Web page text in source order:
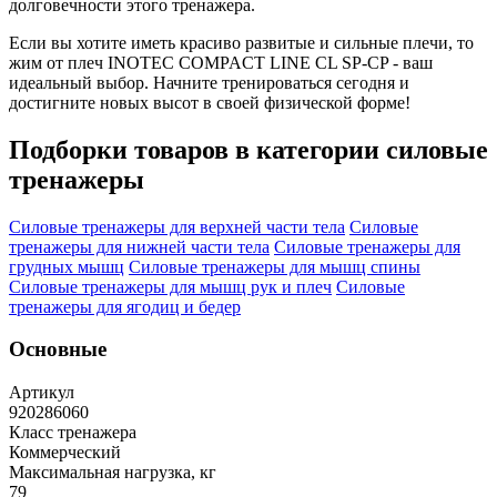
долговечности этого тренажера.
Если вы хотите иметь красиво развитые и сильные плечи, то
жим от плеч INOTEC COMPACT LINE CL SP-CP - ваш
идеальный выбор. Начните тренироваться сегодня и
достигните новых высот в своей физической форме!
Подборки товаров в категории силовые
тренажеры
Силовые тренажеры для верхней части тела Силовые
тренажеры для нижней части тела Силовые тренажеры для
грудных мышц Силовые тренажеры для мышц спины
Силовые тренажеры для мышц рук и плеч Силовые
тренажеры для ягодиц и бедер
Основные
Артикул
920286060
Класс тренажера
Коммерческий
Максимальная нагрузка, кг
79